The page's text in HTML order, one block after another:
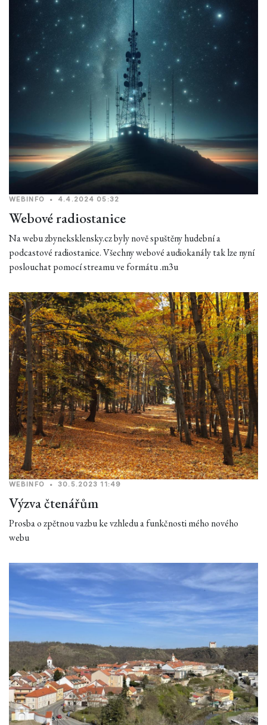
WEBINFO • 4.4.2024 05:32
Webové radiostanice
Na webu zbyneksklensky.cz byly nově spuštěny hudební a
podcastové radiostanice. Všechny webové audiokanály tak lze nyní
poslouchat pomocí streamu ve formátu .m3u
WEBINFO • 30.5.2023 11:49
Výzva čtenářům
Prosba o zpětnou vazbu ke vzhledu a funkčnosti mého nového
webu